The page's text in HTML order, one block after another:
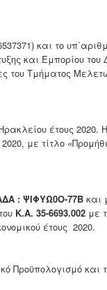
και το
και Εμπορίου του
του Τμήματος
έτους 2020.
με τίτλο
: ΨΙΦΥΩ0Ο-77Β και
Κ.Α. 35-6693.002με
έτους 2020.
Προϋπολογισμό και